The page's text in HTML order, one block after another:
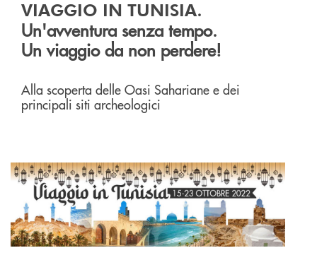
VIAGGIO IN TUNISIA.
Un'avventura senza tempo.
Un viaggio da non perdere!
Alla scoperta delle Oasi Sahariane e dei
principali siti archeologici